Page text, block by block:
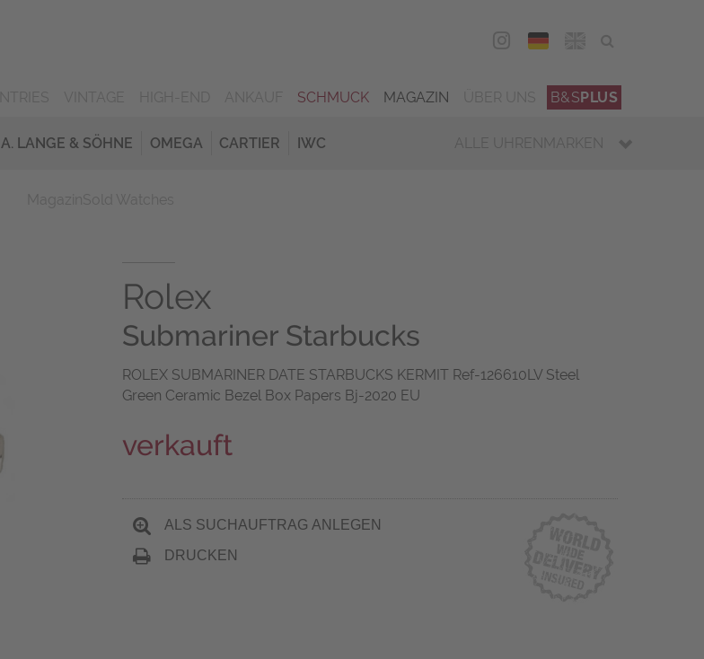
DEU
SCHMUCK MAGAZIN B&SPLUS
A. LANGE & SÖHNE OMEGA CARTIER IWC ALLE UHRENMARKEN
Rolex
Submariner Starbucks
ROLEX SUBMARINER DATE STARBUCKS KERMIT Ref-126610LV Steel
Green Ceramic Bezel Box Papers Bj-2020 EU
verkauft
ALS SUCHAUFTRAG ANLEGEN
DRUCKEN